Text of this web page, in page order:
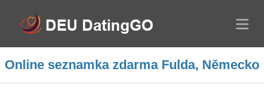
Online seznamka zdarma Fulda, Německo